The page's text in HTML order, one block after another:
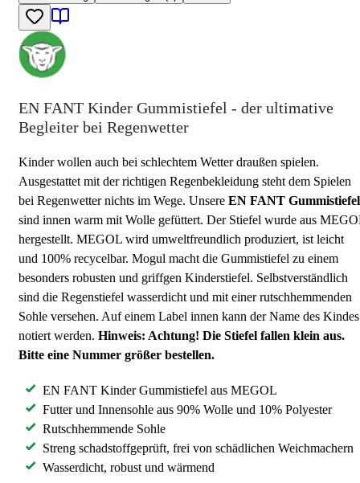
EN FANT Kinder Gummistiefel - der ultimative
Begleiter bei Regenwetter
Kinder wollen auch bei schlechtem Wetter draußen spielen.
Ausgestattet mit der richtigen Regenbekleidung steht dem Spielen
bei Regenwetter nichts im Wege. Unsere EN FANT Gummistiefel
sind innen warm mit Wolle gefüttert. Der Stiefel wurde aus
hergestellt. MEGOL wird umweltfreundlich produziert, ist leicht
und 100% recycelbar. Mogul macht die Gummistiefel zu einem
besonders robusten und griffgen Kinderstiefel. Selbstverständlich
sind die Regenstiefel wasserdicht und mit einer rutschhemmenden
Sohle versehen. Auf einem Label innen kann der Name des Kindes
notiert werden. Hinweis: Achtung! Die Stiefel fallen klein aus.
Bitte eine Nummer größer bestellen.
EN FANT Kinder Gummistiefel aus MEGOL
Futter und Innensohle aus 90% Wolle und 10% Polyester
Rutschhemmende Sohle
Streng schadstoffgeprüft, frei von schädlichen Weichmachern
Wasserdicht, robust und wärmend